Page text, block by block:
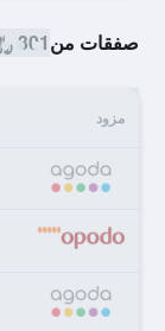
صفقات من301 ﷼
مزود